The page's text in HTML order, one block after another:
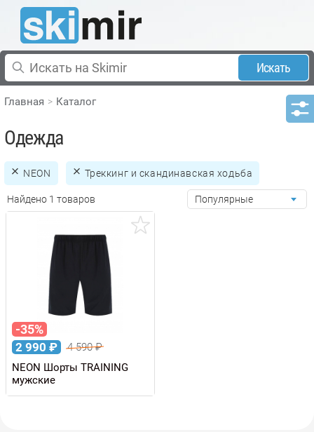
Искать
Главная Каталог
Одежда
NEON Треккинг и скандинавская ходьба
Найдено 1 товаров Популярные
-35%
2 990 ₽ 4 590₽
NEON Шорты TRAINING
мужские